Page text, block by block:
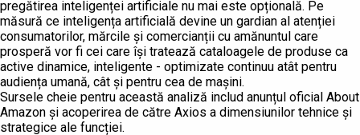
pregătirea inteligenței artificiale nu mai este opțională. Pe
măsură ce inteligența artificială devine un gardian al atenției
consumatorilor, mărcile și comercianții cu amănuntul care
prosperă vor fi cei care își tratează cataloagele de produse ca
active dinamice, inteligente - optimizate continuu atât pentru
audiența umană, cât și pentru cea de mașini.
Sursele cheie pentru această analiză includ anunțul oficial About
Amazon și acoperirea de către Axios a dimensiunilor tehnice și
strategice ale funcției.